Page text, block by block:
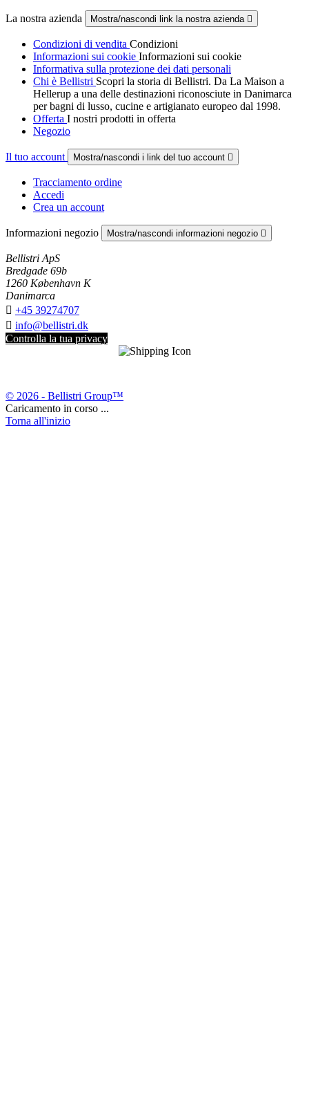
La nostra azienda Mostra/nascondi link la nostra azienda 
Condizioni di vendita Condizioni
Informazioni sui cookie Informazioni sui cookie
Informativa sulla protezione dei dati personali
Chi è Bellistri Scopri la storia di Bellistri. Da La Maison a
Hellerup a una delle destinazioni riconosciute in Danimarca
per bagni di lusso, cucine e artigianato europeo dal 1998.
Offerta I nostri prodotti in offerta
Negozio
Il tuo account Mostra/nascondi i link del tuo account 
Tracciamento ordine
Accedi
Crea un account
Informazioni negozio Mostra/nascondi informazioni negozio 
Bellistri ApS
Bredgade 69b
1260 København K
Danimarca
 +45 39274707
 info@bellistri.dk
Controlla la tua privacy
© 2026 - Bellistri Group™
Caricamento in corso ...
Torna all'inizio